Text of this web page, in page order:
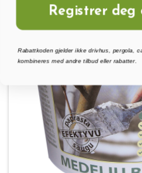
Registrer deg
Rabattkoden gjelder ikke drivhus, pergola,
kombineres med andre tilbud eller rabatter.